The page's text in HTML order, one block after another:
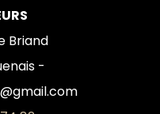
Briand
-